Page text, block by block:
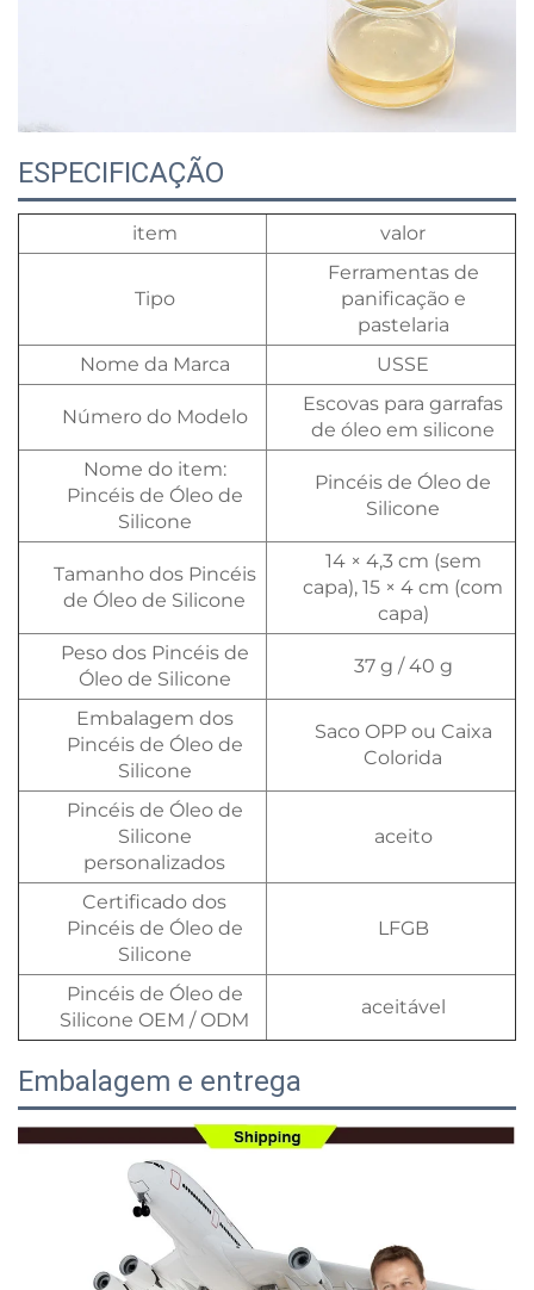
ESPECIFICAÇÃO
item valor
Tipo
Ferramentas de
panificação e
pastelaria
Nome da Marca
USSE
Número do Modelo
Escovas para garrafas
de óleo em silicone
Nome do item:
Pincéis de Óleo de
Silicone
Pincéis de Óleo de
Silicone
Tamanho dos Pincéis
de Óleo de Silicone
14 × 4,3 cm (sem
capa), 15 × 4 cm (com
capa)
Peso dos Pincéis de
Óleo de Silicone
37 g / 40 g
Embalagem dos
Pincéis de Óleo de
Silicone
Saco OPP ou Caixa
Colorida
Pincéis de Óleo de
Silicone
personalizados
aceito
Certificado dos
Pincéis de Óleo de
Silicone
LFGB
Pincéis de Óleo de
Silicone OEM / ODM
aceitável
Embalagem e entrega